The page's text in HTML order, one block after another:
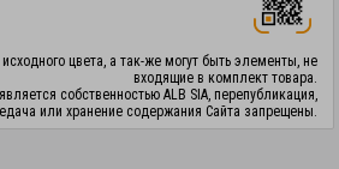
цвета, а так-же могут быть элементы, не
входящие в комплект товара.
собственностью ALB SIA, перепубликация,
или хранение содержания Сайта запрещены.